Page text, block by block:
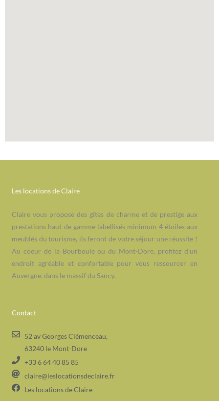
Les locations de Claire
Claire vous propose des gîtes de charme et de prestige aux
prestations haut de gamme labellisés minimum 4 étoiles aux
meublés du tourisme, ils feront de votre séjour une réussite !
Au coeur de la Bourboule ou du Mont-Dore, profitez d'un
endroit agréable et confortable pour vous ressourcer en
Auvergne, dans le massif du Sancy.
Contact
52 av Georges Clémenceau,
63240 le Mont-Dore
+33 6 64 40 85 85
claire@leslocationsdeclaire.fr
Les locations de Claire